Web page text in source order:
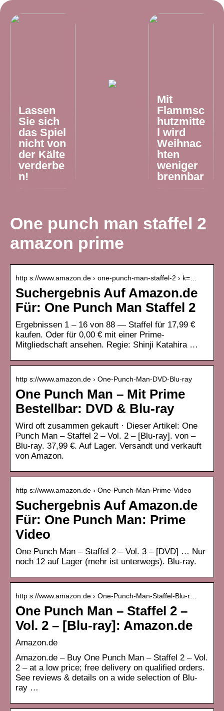
Lassen
Sie sich
das Spiel
nicht von
der Kälte
verderbe
n!
Mit
Flammsc
hutzmitte
l wird
Weihnac
hten
weniger
brennbar
One punch man staffel 2
amazon prime
http s://www.amazon.de › one-punch-man-staffel-2 › k=…
Suchergebnis Auf Amazon.de
Für: One Punch Man Staffel 2
Ergebnissen 1 – 16 von 88 — Staffel für 17,99 €
kaufen. Oder für 0,00 € mit einer Prime-
Mitgliedschaft ansehen. Regie: Shinji Katahira …
http s://www.amazon.de › One-Punch-Man-DVD-Blu-ray
One Punch Man – Mit Prime
Bestellbar: DVD & Blu-ray
Wird oft zusammen gekauft · Dieser Artikel: One
Punch Man – Staffel 2 – Vol. 2 – [Blu-ray]. von –
Blu-ray. 37,99 €. Auf Lager. Versandt und verkauft
von Amazon.
http s://www.amazon.de › One-Punch-Man-Prime-Video
Suchergebnis Auf Amazon.de
Für: One Punch Man: Prime
Video
One Punch Man – Staffel 2 – Vol. 3 – [DVD] … Nur
noch 12 auf Lager (mehr ist unterwegs). Blu-ray.
http s://www.amazon.de › One-Punch-Man-Staffel-Blu-r…
One Punch Man – Staffel 2 –
Vol. 2 – [Blu-ray]: Amazon.de
Amazon.de
Amazon.de – Buy One Punch Man – Staffel 2 – Vol.
2 – at a low price; free delivery on qualified orders.
See reviews & details on a wide selection of Blu-
ray …